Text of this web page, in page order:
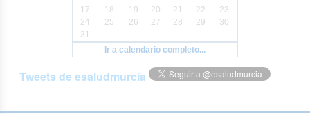
17
18 19 20 21 22
23
24
25 26 27 28 29
30
31
Ir a calendario completo...
Tweets de esaludmurcia